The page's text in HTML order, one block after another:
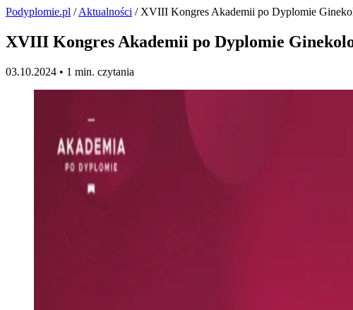
Podyplomie.pl /Aktualności / XVIII Kongres Akademii po Dyplomie
XVIII Kongres Akademii po Dyplomie
03.10.2024 • 1 min. czytania